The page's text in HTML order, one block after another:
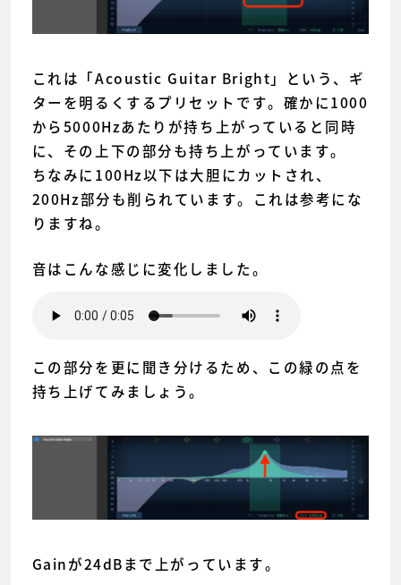
これは「Acoustic Guitar Bright」という、ギ
ターを明るくするプリセットです。確かに1000
から5000Hzあたりが持ち上がっていると同時
に、その上下の部分も持ち上がっています。
ちなみに100Hz以下は大胆にカットされ、
200Hz部分も削られています。これは参考にな
りますね。
音はこんな感じに変化しました。
この部分を更に聞き分けるため、この緑の点を
持ち上げてみましょう。
Gainが24dBまで上がっています。